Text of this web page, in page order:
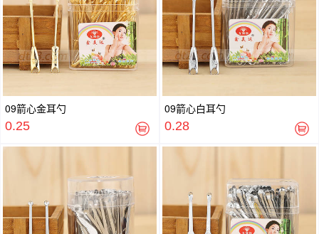
09箭心金耳勺
0.25
09箭心白耳勺
0.28